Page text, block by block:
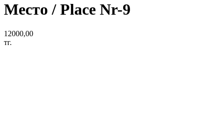
Место / Place Nr-9
12000,00
тг.